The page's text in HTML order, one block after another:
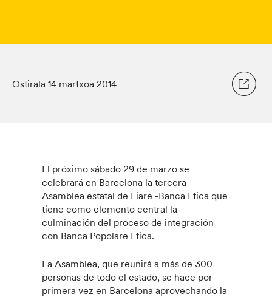
Ostirala 14 martxoa 2014
El próximo sábado 29 de marzo se
celebrará en Barcelona la tercera
Asamblea estatal de Fiare -Banca Etica que
tiene como elemento central la
culminación del proceso de integración
con Banca Popolare Etica.
La Asamblea, que reunirá a más de 300
personas de todo el estado, se hace por
primera vez en Barcelona aprovechando la